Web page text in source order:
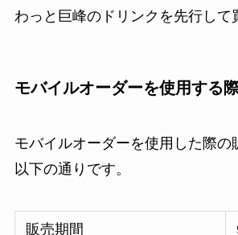
わっと巨峰のドリンクを先行して
モバイルオーダーを使用する
モバイルオーダーを使用した際の
以下の通りです。
販売期間